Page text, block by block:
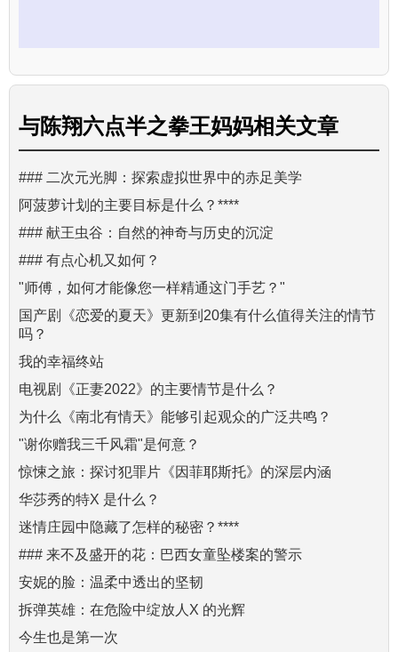
与陈翔六点半之拳王妈妈相关文章
### 二次元光脚：探索虚拟世界中的赤足美学
阿菠萝计划的主要目标是什么？****
### 献王虫谷：自然的神奇与历史的沉淀
### 有点心机又如何？
"师傅，如何才能像您一样精通这门手艺？"
国产剧《恋爱的夏天》更新到20集有什么值得关注的情节
吗？
我的幸福终站
电视剧《正妻2022》的主要情节是什么？
为什么《南北有情天》能够引起观众的广泛共鸣？
"谢你赠我三千风霜"是何意？
惊悚之旅：探讨犯罪片《因菲耶斯托》的深层内涵
华莎秀的特X 是什么？
迷情庄园中隐藏了怎样的秘密？****
### 来不及盛开的花：巴西女童坠楼案的警示
安妮的脸：温柔中透出的坚韧
拆弹英雄：在危险中绽放人X 的光辉
今生也是第一次